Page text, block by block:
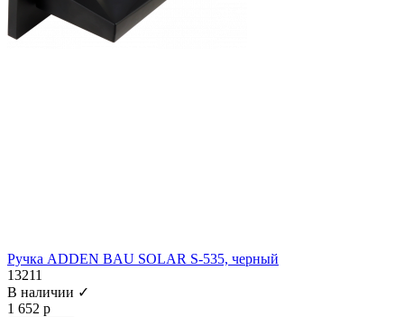
Ручка ADDEN BAU SOLAR S-535, черный
13211
В наличии ✓
1 652 р